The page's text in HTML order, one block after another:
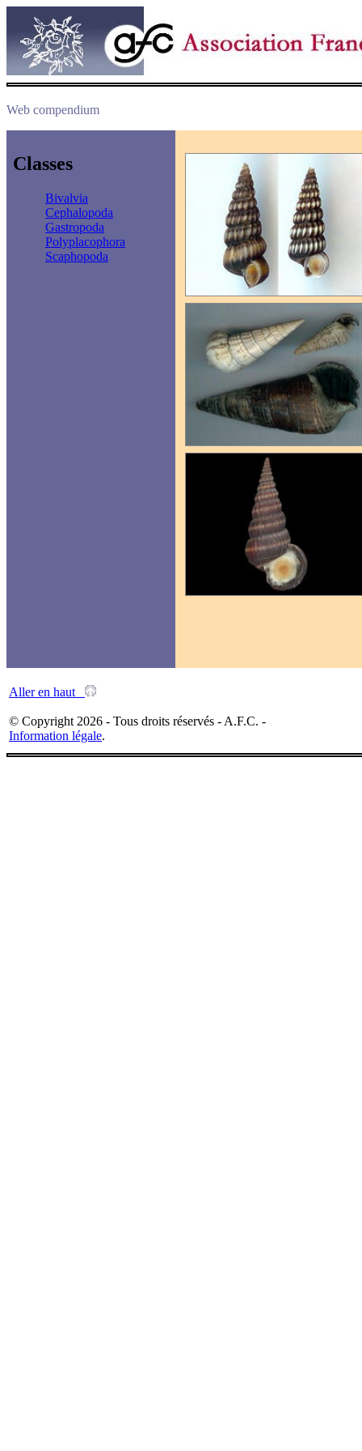
Web compendium
Classes
Bivalvia
Cephalopoda
Gastropoda
Polyplacophora
Scaphopoda
Aller en haut
© Copyright 2026 - Tous droits réservés - A.F.C. -
Information légale.